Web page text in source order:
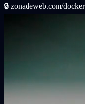
🔒 zonadeweb.com/docker